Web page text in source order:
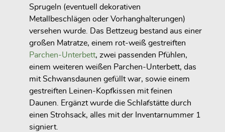
Sprugeln (eventuell dekorativen
Metallbeschlägen oder Vorhanghalterungen)
versehen wurde. Das Bettzeug bestand aus einer
großen Matratze, einem rot-weiß gestreiften
Parchen-Unterbett, zwei passenden Pfühlen,
einem weiteren weißen Parchen-Unterbett, das
mit Schwansdaunen gefüllt war, sowie einem
gestreiften Leinen-Kopfkissen mit feinen
Daunen. Ergänzt wurde die Schlafstätte durch
einen Strohsack, alles mit der Inventarnummer 1
signiert.